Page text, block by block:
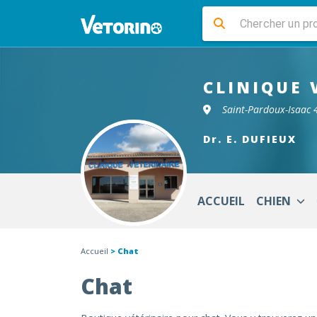
CLINIQUE
Saint-Pardoux-Isaac
Dr. E. DUFIEUX
ACCUEIL CHIEN
Accueil > Chat
Chat